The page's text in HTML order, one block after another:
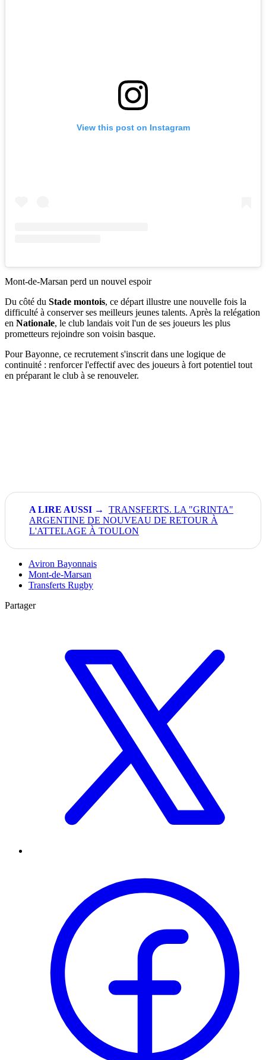
View this post on Instagram
Mont-de-Marsan perd un nouvel espoir
Du côté du Stade montois, ce départ illustre une nouvelle fois la
difficulté à conserver ses meilleurs jeunes talents. Après la relégation
en Nationale, le club landais voit l'un de ses joueurs les plus
prometteurs rejoindre son voisin basque.
Pour Bayonne, ce recrutement s'inscrit dans une logique de
continuité : renforcer l'effectif avec des joueurs à fort potentiel tout
en préparant le club à se renouveler.
TRANSFERTS. LA "GRINTA"
ARGENTINE DE NOUVEAU DE RETOUR À
L'ATTELAGE À TOULON
Aviron Bayonnais
Mont-de-Marsan
Transferts Rugby
Partager